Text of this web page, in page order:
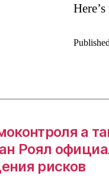
а
Роял
рисков